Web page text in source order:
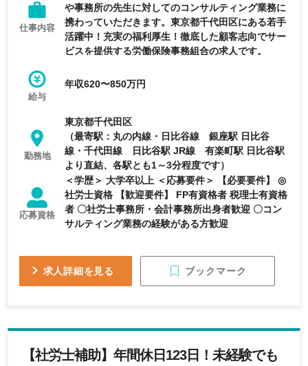
仕事内容
や事務所の先生に対してのコンサルティング業務に
携わっていただきます。東京都千代田区にある若手
活躍中！充実の福利厚生！徹底した顧客志向でサー
ビスを提供する労働保険事務組合の求人です。
給与
年収620〜850万円
勤務地
東京都千代田区
（最寄駅：丸の内線・日比谷線 銀座駅 日比谷
線・千代田線 日比谷駅 JR線 有楽町駅 日比谷駅
より直結、各駅とも1～3分程度です）
応募資格
＜学歴＞ 大学卒以上 ＜応募要件＞ 【必要要件】 ◎
社労士資格 【歓迎要件】 FP有資格者 税理士有資格
者 〇社労士事務所・会計事務所出身者歓迎 〇コン
サルティング業務の経験がある方歓迎
求人詳細を見る ブックマーク
【社労士補助】年間休日123日！未経験でも